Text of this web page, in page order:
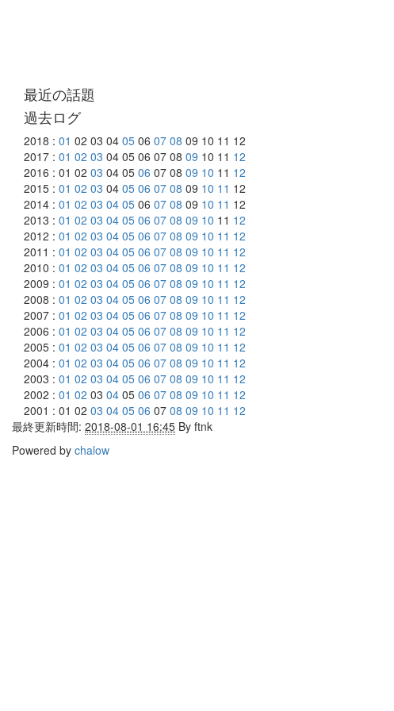
最近の話題
過去ログ
2018 : 01 02 03 04 05 06 07 08 09 10 11 12
2017 : 01 02 03 04 05 06 07 08 09 10 11 12
2016 : 01 02 03 04 05 06 07 08 09 10 11 12
2015 : 01 02 03 04 05 06 07 08 09 10 11 12
2014 : 01 02 03 04 05 06 07 08 09 10 11 12
2013 : 01 02 03 04 05 06 07 08 09 10 11 12
2012 : 01 02 03 04 05 06 07 08 09 10 11 12
2011 : 01 02 03 04 05 06 07 08 09 10 11 12
2010 : 01 02 03 04 05 06 07 08 09 10 11 12
2009 : 01 02 03 04 05 06 07 08 09 10 11 12
2008 : 01 02 03 04 05 06 07 08 09 10 11 12
2007 : 01 02 03 04 05 06 07 08 09 10 11 12
2006 : 01 02 03 04 05 06 07 08 09 10 11 12
2005 : 01 02 03 04 05 06 07 08 09 10 11 12
2004 : 01 02 03 04 05 06 07 08 09 10 11 12
2003 : 01 02 03 04 05 06 07 08 09 10 11 12
2002 : 01 02 03 04 05 06 07 08 09 10 11 12
2001 : 01 02 03 04 05 06 07 08 09 10 11 12
最終更新時間: 2018-08-01 16:45 By ftnk
Powered by chalow